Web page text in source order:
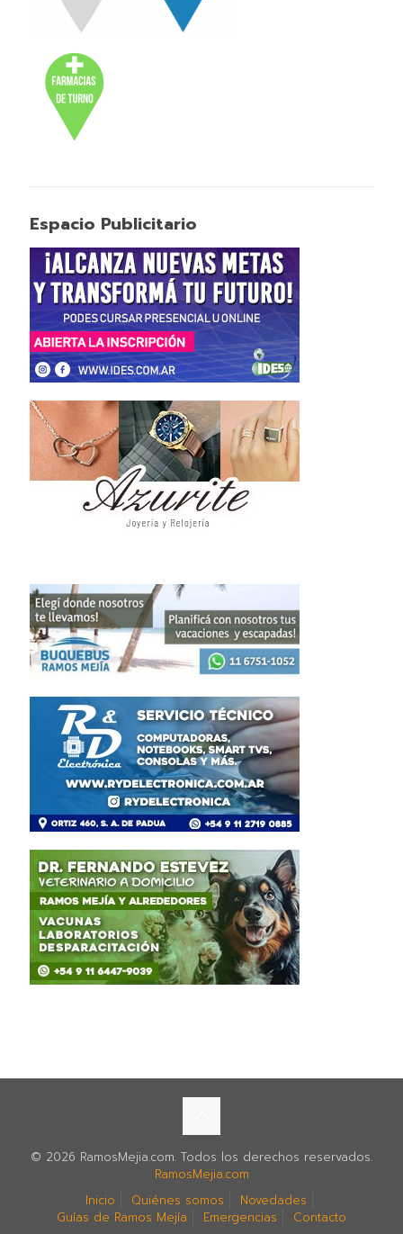
Espacio Publicitario
© 2026 RamosMejia.com. Todos los derechos reservados.
RamosMejia.com
Inicio
Quiénes somos
Novedades
Guías de Ramos Mejía
Emergencias Contacto